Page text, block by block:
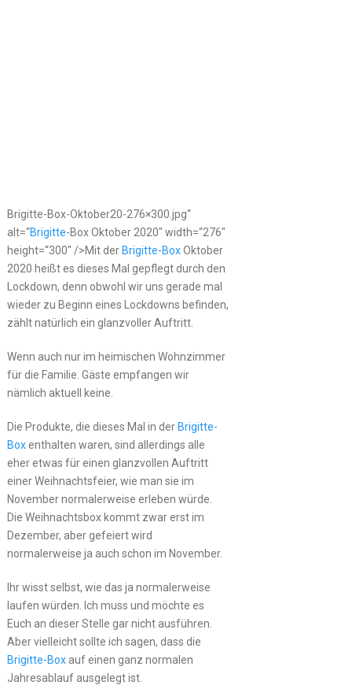
Brigitte-Box-Oktober20-276×300.jpg“
alt=“Brigitte-Box Oktober 2020″ width=“276″
height=“300″ />Mit derBrigitte-BoxOktober
2020 heißt es dieses Mal gepflegt durch den
Lockdown, denn obwohl wir uns gerade mal
wieder zu Beginn eines Lockdowns befinden,
zählt natürlich ein glanzvoller Auftritt.
Wenn auch nur im heimischen Wohnzimmer
für die Familie. Gäste empfangen wir
nämlich aktuell keine.
Die Produkte, die dieses Mal in derBrigitte-
Boxenthalten waren, sind allerdings alle
eher etwas für einen glanzvollen Auftritt
einer Weihnachtsfeier, wie man sie im
November normalerweise erleben würde.
Die Weihnachtsbox kommt zwar erst im
Dezember, aber gefeiert wird
normalerweise ja auch schon im November.
Ihr wisst selbst, wie das ja normalerweise
laufen würden. Ich muss und möchte es
Euch an dieser Stelle gar nicht ausführen.
Aber vielleicht sollte ich sagen, dass die
Brigitte-Boxauf einen ganz normalen
Jahresablauf ausgelegt ist.